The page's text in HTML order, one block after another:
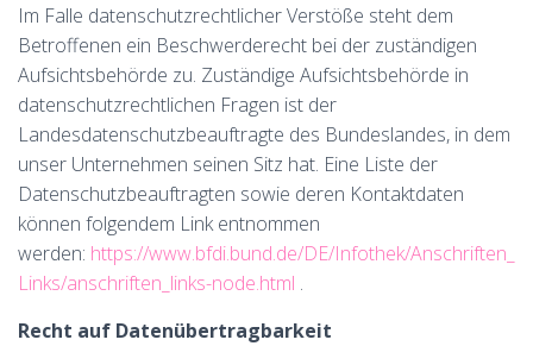
Im Falle datenschutzrechtlicher Verstöße steht dem
Betroffenen ein Beschwerderecht bei der zuständigen
Aufsichtsbehörde zu. Zuständige Aufsichtsbehörde in
datenschutzrechtlichen Fragen ist der
Landesdatenschutzbeauftragte des Bundeslandes, in dem
unser Unternehmen seinen Sitz hat. Eine Liste der
Datenschutzbeauftragten sowie deren Kontaktdaten
können folgendem Link entnommen
werden: https://www.bfdi.bund.de/DE/Infothek/Anschriften_
Links/anschriften_links-node.html .
Recht auf Datenübertragbarkeit